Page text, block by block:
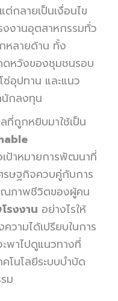
กลายเป็นเงื่อนไข
งานอุตสาหกรรมทั่ว
หลายด้าน ทั้ง
ดหวังของชุมชนรอบ
ซ่อุปทาน และแนว
นักลงทุน
ที่ถูกหยิบมาใช้เป็น
เป้าหมายการพัฒนาที่
รษฐกิจควบคู่กับการ
ณภาพชีวิตของผู้คน
รงงาน อย่างไรให้
วามได้เปรียบในการ
พาไปดูแนวทางที่
โนโลยีระบบบำบัด
ม